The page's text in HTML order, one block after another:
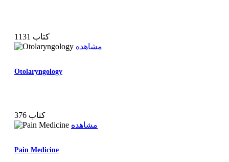
1131 کتاب
مشاهده
Otolaryngology
376 کتاب
مشاهده
Pain Medicine